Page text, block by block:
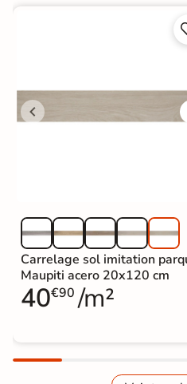
Carrelage sol imitation
Maupiti acero 20x120 cm
40€90 /m²